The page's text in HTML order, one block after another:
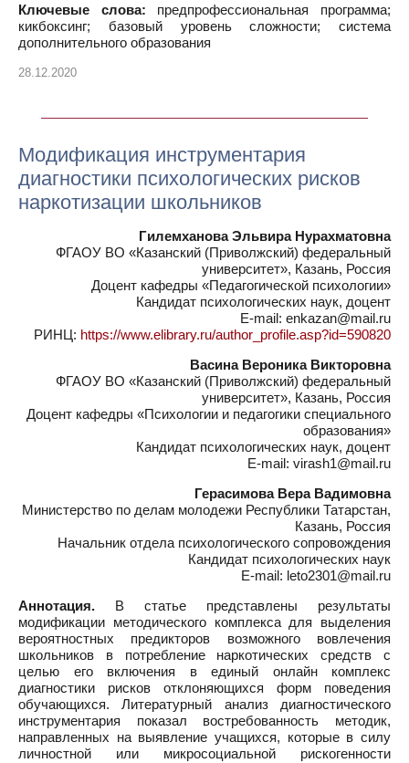
Ключевые слова: предпрофессиональная программа;
кикбоксинг; базовый уровень сложности; система
дополнительного образования
28.12.2020
Модификация инструментария
диагностики психологических рисков
наркотизации школьников
Гилемханова Эльвира Нурахматовна
ФГАОУ ВО «Казанский (Приволжский) федеральный
университет», Казань, Россия
Доцент кафедры «Педагогической психологии»
Кандидат психологических наук, доцент
E-mail: enkazan@mail.ru
РИНЦ: https://www.elibrary.ru/author_profile.asp?id=590820
Васина Вероника Викторовна
ФГАОУ ВО «Казанский (Приволжский) федеральный
университет», Казань, Россия
Доцент кафедры «Психологии и педагогики специального
образования»
Кандидат психологических наук, доцент
E-mail: virash1@mail.ru
Герасимова Вера Вадимовна
Министерство по делам молодежи Республики Татарстан,
Казань, Россия
Начальник отдела психологического сопровождения
Кандидат психологических наук
E-mail: leto2301@mail.ru
Аннотация. В статье представлены результаты
модификации методического комплекса для выделения
вероятностных предикторов возможного вовлечения
школьников в потребление наркотических средств с
целью его включения в единый онлайн комплекс
диагностики рисков отклоняющихся форм поведения
обучающихся. Литературный анализ диагностического
инструментария показал востребованность методик,
направленных на выявление учащихся, которые в силу
личностной или микросоциальной рискогенности